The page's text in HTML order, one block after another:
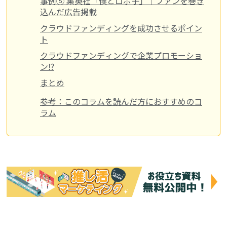
込んだ広告掲載
クラウドファンディングを成功させるポイン
ト
クラウドファンディングで企業プロモーショ
ン⁉
まとめ
参考：このコラムを読んだ方におすすめのコ
ラム